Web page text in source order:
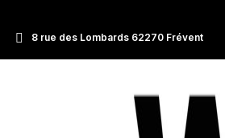
8 rue des Lombards 62270 Frévent